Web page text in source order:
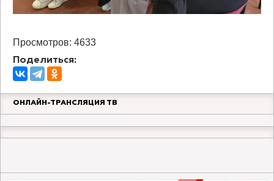
Просмотров: 4633
Поделиться:
ОНЛАЙН-ТРАНСЛЯЦИЯ ТВ